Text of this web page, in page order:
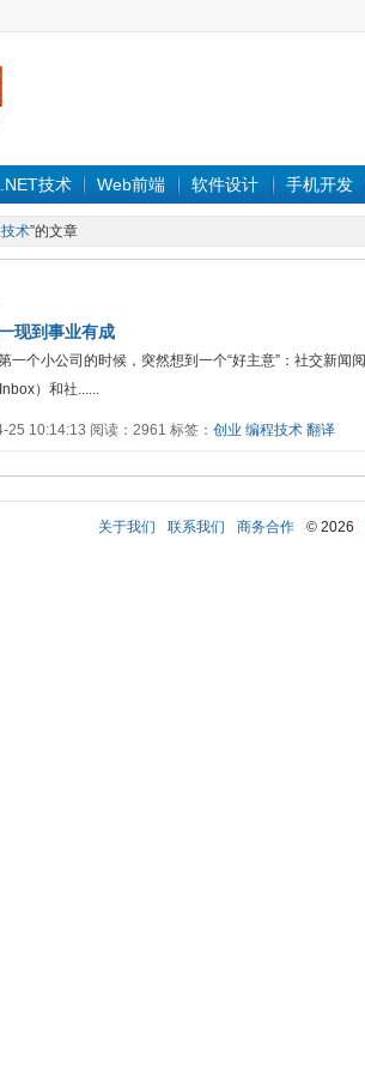
.NET技术 Web前端 软件设计 手机开发
术”的文章
现到事业有成
一个小公司的时候，突然想到一个“好主意”：社交新闻
）和社......
25 10:14:13 阅读：2961 标签： 创业 编程技术 翻译
关于我们 联系我们 商务合作 © 2026